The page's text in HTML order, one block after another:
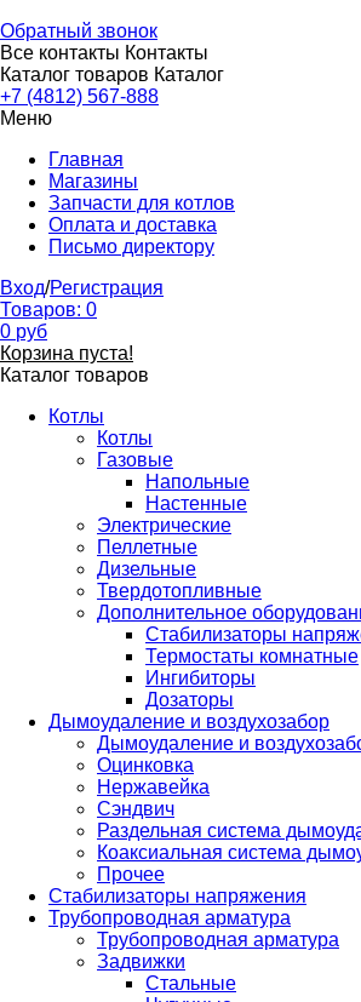
Обратный звонок
Все контакты Контакты
Каталог товаров Каталог
+7 (4812) 567-888
Меню
Главная
Магазины
Запчасти для котлов
Оплата и доставка
Письмо директору
Вход/Регистрация
Товаров: 0
0 руб
Корзина пуста!
Каталог товаров
Котлы
Котлы
Газовые
Напольные
Настенные
Электрические
Пеллетные
Дизельные
Твердотопливные
Дополнительное
Стабилизаторы
Термостаты комнатные
Ингибиторы
Дозаторы
Дымоудаление и воздухозабор
Дымоудаление и
Оцинковка
Нержавейка
Сэндвич
Раздельная система
Коаксиальная система
Прочее
Стабилизаторы напряжения
Трубопроводная арматура
Трубопроводная арматура
Задвижки
Стальные